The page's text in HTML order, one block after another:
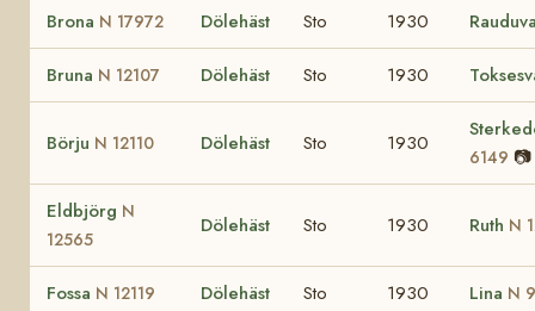
Brona N 17972 Dölehäst Sto 1930
Bruna N 12107 Dölehäst Sto 1930
Börju N 12110 Dölehäst Sto 1930
6149 📷
Eldbjörg N
12565
Dölehäst Sto 1930 Ruth N
Fossa N 12119 Dölehäst Sto 1930 Lina N